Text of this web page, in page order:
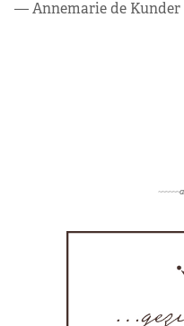
— Annemarie de Kunder